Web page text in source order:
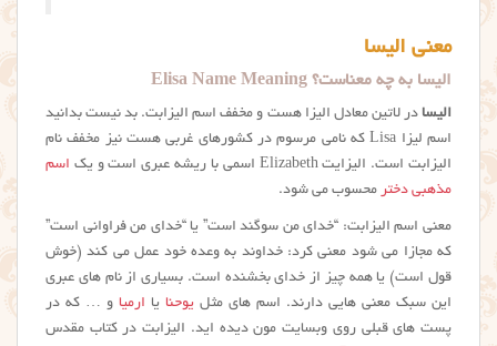
معنی الیسا
الیسا به چه معناست؟ Elisa Name Meaning
الیسا در لاتین معادل الیزا هست و مخفف اسم الیزابت. بد نیست بدانید
اسم لیزا Lisa که نامی مرسوم در کشورهای غربی هست نیز مخفف نام
الیزابت است. اليزایت Elizabeth اسمی با ریشه عبری است و یک
اسم
مذهبی دختر محسوب می شود.
معنی اسم الیزابت: “خدای من سوگند است” یا “خدای من فراوانی است”
که مجازا می شود معنی کرد: خداوند به وعده خود عمل می کند (خوش
قول است) یا همه چیز از خدای بخشنده است. بسیاری از نام های عبری
این سبک معنی هایی دارند. اسم های مثل یوحنا یا ارمیا و … که در
پست های قبلی روی وبسایت مون دیده اید. الیزابت در کتاب مقدس